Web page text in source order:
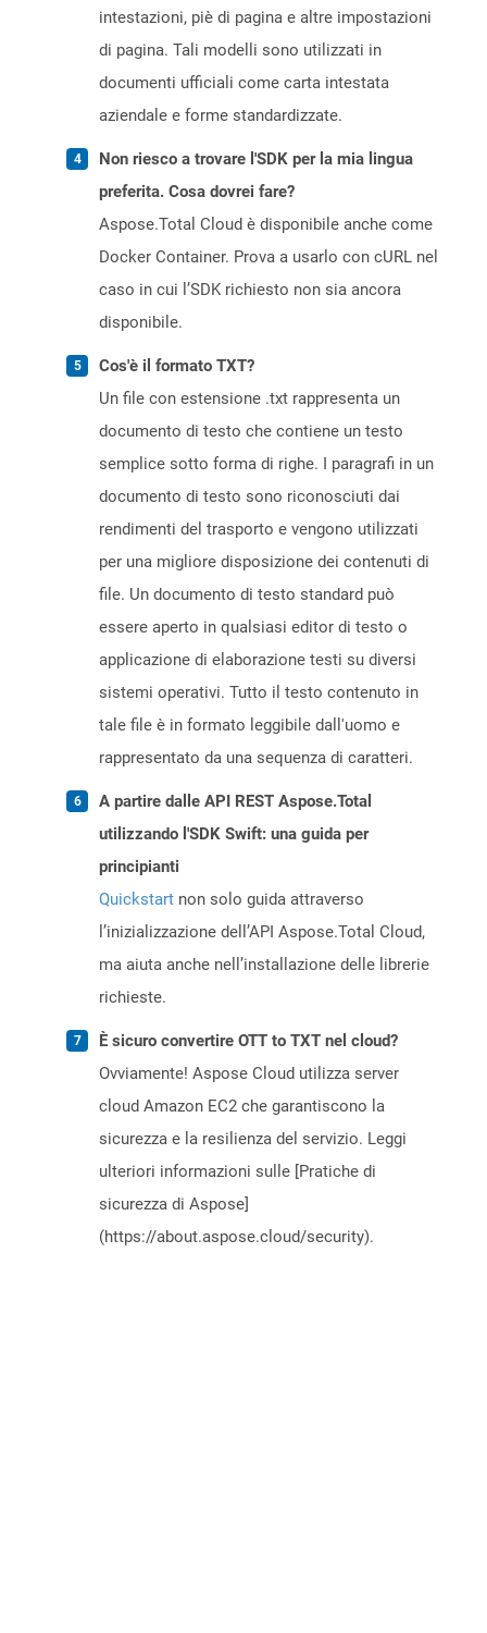
intestazioni, piè di pagina e altre impostazioni
di pagina. Tali modelli sono utilizzati in
documenti ufficiali come carta intestata
aziendale e forme standardizzate.
Non riesco a trovare l'SDK per la mia lingua
preferita. Cosa dovrei fare?
Aspose.Total Cloud è disponibile anche come
Docker Container. Prova a usarlo con cURL nel
caso in cui l’SDK richiesto non sia ancora
disponibile.
Cos'è il formato TXT?
Un file con estensione .txt rappresenta un
documento di testo che contiene un testo
semplice sotto forma di righe. I paragrafi in un
documento di testo sono riconosciuti dai
rendimenti del trasporto e vengono utilizzati
per una migliore disposizione dei contenuti di
file. Un documento di testo standard può
essere aperto in qualsiasi editor di testo o
applicazione di elaborazione testi su diversi
sistemi operativi. Tutto il testo contenuto in
tale file è in formato leggibile dall'uomo e
rappresentato da una sequenza di caratteri.
A partire dalle API REST Aspose.Total
utilizzando l'SDK Swift: una guida per
principianti
Quickstart non solo guida attraverso
l’inizializzazione dell’API Aspose.Total Cloud,
ma aiuta anche nell’installazione delle librerie
richieste.
È sicuro convertire OTT to TXT nel cloud?
Ovviamente! Aspose Cloud utilizza server
cloud Amazon EC2 che garantiscono la
sicurezza e la resilienza del servizio. Leggi
ulteriori informazioni sulle [Pratiche di
sicurezza di Aspose]
(https://about.aspose.cloud/security).